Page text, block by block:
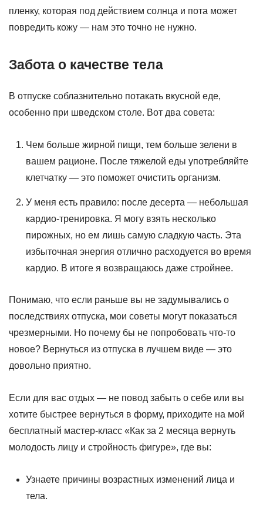
пленку, которая под действием солнца и пота может
повредить кожу — нам это точно не нужно.
Забота о качестве тела
В отпуске соблазнительно потакать вкусной еде,
особенно при шведском столе. Вот два совета:
Чем больше жирной пищи, тем больше зелени в
вашем рационе. После тяжелой еды употребляйте
клетчатку — это поможет очистить организм.
У меня есть правило: после десерта — небольшая
кардио-тренировка. Я могу взять несколько
пирожных, но ем лишь самую сладкую часть. Эта
избыточная энергия отлично расходуется во время
кардио. В итоге я возвращаюсь даже стройнее.
Понимаю, что если раньше вы не задумывались о
последствиях отпуска, мои советы могут показаться
чрезмерными. Но почему бы не попробовать что-то
новое? Вернуться из отпуска в лучшем виде — это
довольно приятно.
Если для вас отдых — не повод забыть о себе или вы
хотите быстрее вернуться в форму, приходите на мой
бесплатный мастер-класс «Как за 2 месяца вернуть
молодость лицу и стройность фигуре», где вы:
Узнаете причины возрастных изменений лица и
тела.